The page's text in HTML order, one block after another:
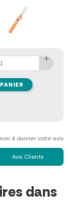
à donner votre avis
Avis Clients
dans